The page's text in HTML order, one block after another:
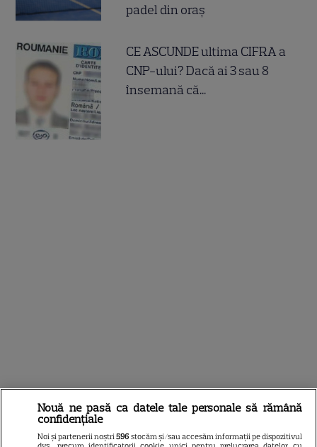
padel din oraș
CE ASCUNDE ultima CIFRA a
CNP-ului? Dacă ai 3 sau 8
însemană că...
DIN ACEEAȘI CATEGORIE
Nouă ne pasă ca datele tale personale să rămână
confidențiale
Noi și partenerii noștri596 stocăm și/sau accesăm informații pe dispozitivul